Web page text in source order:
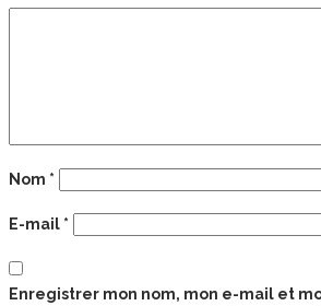
Nom *
E-mail *
Enregistrer mon nom, mon e-mail et